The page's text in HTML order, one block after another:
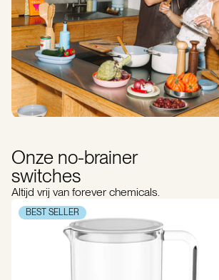
Onze no-brainer
switches
Altijd vrij van forever chemicals.
BEST SELLER